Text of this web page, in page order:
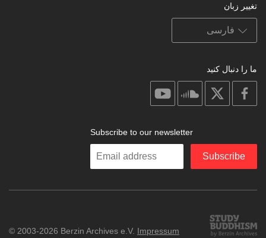
تغییر زبان
ما را دنبال کنید
facebook
soundcloud
Subscribe to our newsletter
Enter
Subscribe
Study
Buddhism
© 2003-2026 Berzin Archives e.V. Impressum